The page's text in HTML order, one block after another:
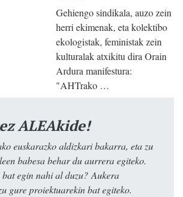
Gehiengo sindikala, auzo zein
herri ekimenak, eta kolektibo
ekologistak, feministak zein
kulturalak atxikitu dira Orain
Ardura manifestura:
"AHTrako …
ALEAkide!
euskarazko aldizkari bakarra, eta zu
babesa behar du aurrera egiteko.
egin nahi al duzu? Aukera
gure proiektuarekin bat egiteko.